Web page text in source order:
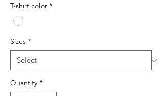
T-shirt color *
Sizes *
Quantity *